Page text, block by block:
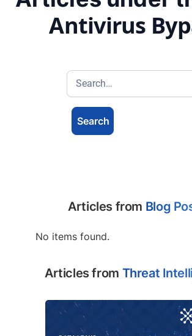
Antivirus
Articles from Blog
No items found.
Articles from Threat